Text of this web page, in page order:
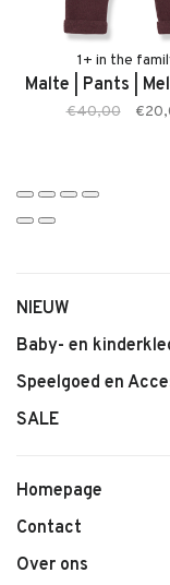
• Comfortabele
• Geschikt voor
• Tijdloze en
• Makkelijk te
1+ in the
Malte | Pants |
€40,00
NIEUW
Baby- en
Speelgoed en
SALE
Homepage
Contact
Over ons